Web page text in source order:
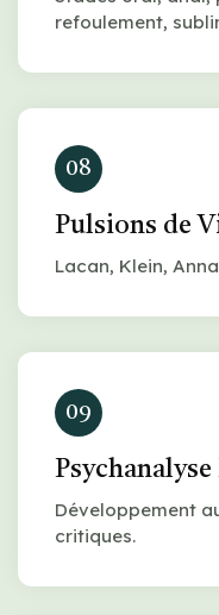
refoulement,
08
Pulsions de
Lacan, Klein,
09
Développement
critiques.